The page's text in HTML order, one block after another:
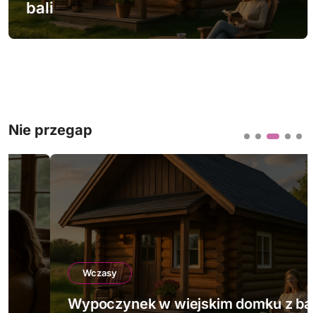
bali
Nie przegap
Wczasy
Wypoczynek w wiejskim domku z bali